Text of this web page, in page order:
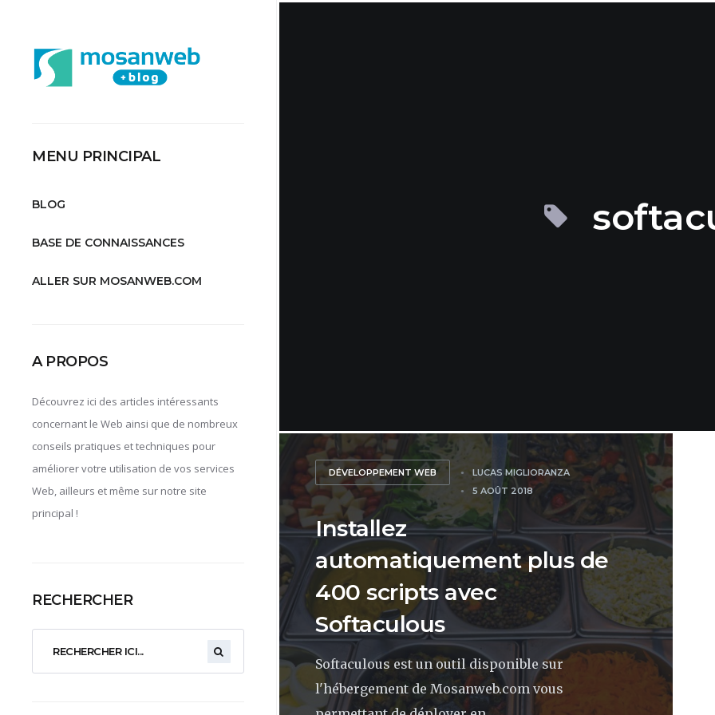
MENU PRINCIPAL
BLOG
BASE DE CONNAISSANCES
ALLER SUR MOSANWEB.COM
A PROPOS
Découvrez ici des articles intéressants
concernant le Web ainsi que de nombreux
conseils pratiques et techniques pour
améliorer votre utilisation de vos services
Web, ailleurs et même sur notre site
principal !
RECHERCHER
DÉVELOPPEMENT WEB
LUCAS MIGLIORANZA
5 AOÛT 2018
Installez
automatiquement plus de
400 scripts avec
Softaculous
Softaculous est un outil disponible sur
l'hébergement de Mosanweb.com vous